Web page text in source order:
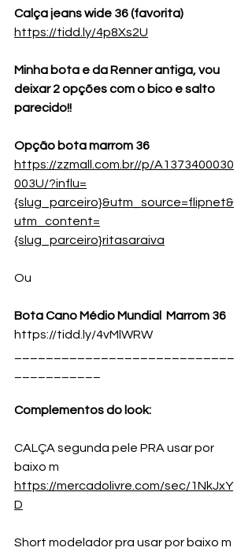
Calça jeans wide 36 (favorita)
https://tidd.ly/4p8Xs2U
Minha bota e da Renner antiga, vou
deixar 2 opções com o bico e salto
parecido!!
Opção bota marrom 36
https://zzmall.com.br//p/A1373400030
003U/?influ=
{slug_parceiro}&utm_source=flipnet&
utm_content=
{slug_parceiro}ritasaraiva
Ou
Bota Cano Médio Mundial  Marrom 36
https://tidd.ly/4vMlWRW
Complementos do look:
CALÇA segunda pele PRA usar por
baixo m
https://mercadolivre.com/sec/1NkJxY
D
Short modelador pra usar por baixo m